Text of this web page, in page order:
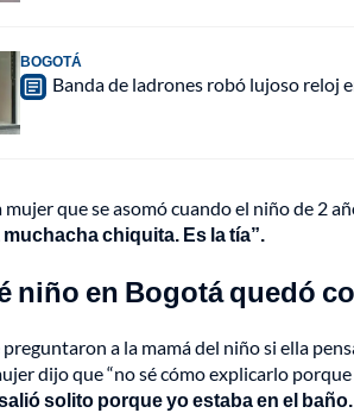
BOGOTÁ
Banda de ladrones robó lujoso reloj
mujer que se asomó cuando el niño de 2
chiquita. Es la tía”.
niño en Bogotá quedó
a la mamá del niño si ella
dijo que “no sé cómo explicarlo
solito porque yo estaba en el